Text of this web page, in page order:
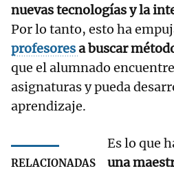
nuevas tecnologías y la
Por lo tanto, esto ha
profesoresa buscar
que el alumnado
asignaturas y pueda
aprendizaje.
RELACIONADAS
Es lo que
una